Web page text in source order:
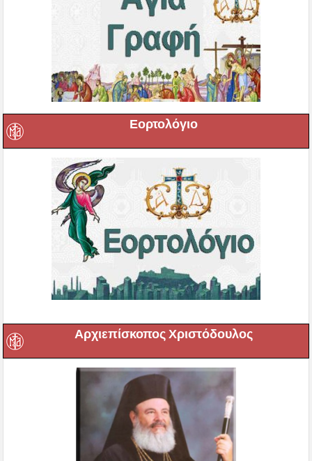
Εορτολόγιο
Αρχιεπίσκοπος Χριστόδουλος